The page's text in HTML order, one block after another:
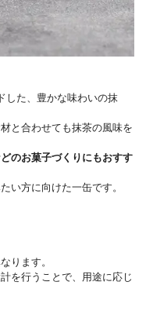
した、豊かな味わいの抹
と合わせても抹茶の風味を
のお菓子づくりにもおすす
い方に向けた一缶です。
ります。
を行うことで、用途に応じ